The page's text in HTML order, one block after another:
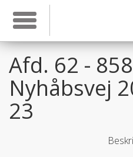
Toggle navigation
Afd. 62 -
Nyhåbsvej
23